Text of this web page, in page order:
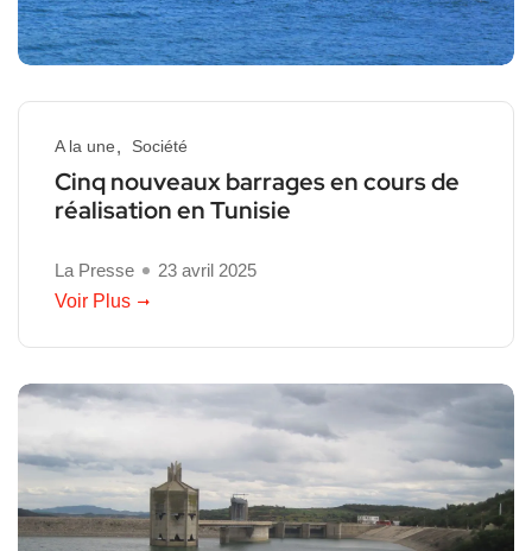
A la une Société
Cinq nouveaux barrages en cours de
réalisation en Tunisie
La Presse
23 avril 2025
Voir Plus